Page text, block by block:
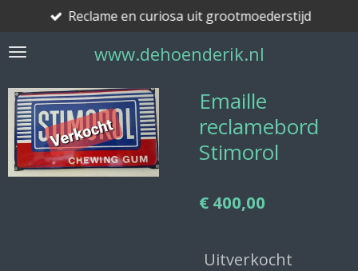
naar
hoofdinhoud
www.dehoenderik.nl
Reclame en curiosa uit grootmoederstijd
Emaille
reclamebord
Stimorol
€ 400,00
Uitverkocht